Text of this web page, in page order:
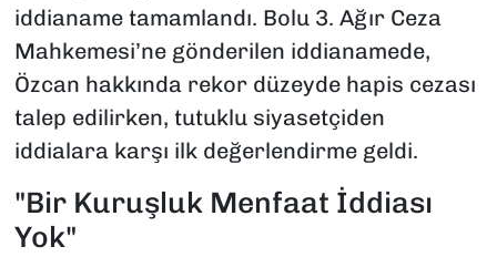
iddianame tamamlandı. Bolu 3. Ağır Ceza
Mahkemesi’ne gönderilen iddianamede,
Özcan hakkında rekor düzeyde hapis cezası
talep edilirken, tutuklu siyasetçiden
iddialara karşı ilk değerlendirme geldi.
"Bir Kuruşluk Menfaat İddiası
Yok"